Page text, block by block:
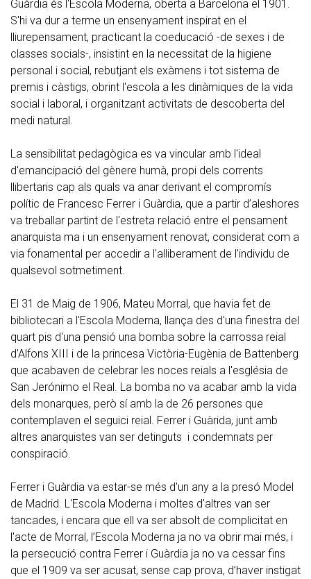
Guàrdia és l'Escola Moderna, oberta a Barcelona el 1901.
S'hi va dur a terme un ensenyament inspirat en el
lliurepensament, practicant la coeducació -de sexes i de
classes socials-, insistint en la necessitat de la higiene
personal i social, rebutjant els exàmens i tot sistema de
premis i càstigs, obrint l'escola a les dinàmiques de la vida
social i laboral, i organitzant activitats de descoberta del
medi natural.
La sensibilitat pedagògica es va vincular amb l'ideal
d'emancipació del gènere humà, propi dels corrents
llibertaris cap als quals va anar derivant el compromís
polític de Francesc Ferrer i Guàrdia, que a partir d’aleshores
va treballar partint de l'estreta relació entre el pensament
anarquista ma i un ensenyament renovat, considerat com a
via fonamental per accedir a l'alliberament de l'individu de
qualsevol sotmetiment.
El 31 de Maig de 1906, Mateu Morral, que havia fet de
bibliotecari a l'Escola Moderna, llança des d'una finestra del
quart pis d'una pensió una bomba sobre la carrossa reial
d'Alfons XIII i de la princesa Victòria-Eugènia de Battenberg
que acabaven de celebrar les noces reials a l'església de
San Jerónimo el Real. La bomba no va acabar amb la vida
dels monarques, però sí amb la de 26 persones que
contemplaven el seguici reial. Ferrer i Guàrida, junt amb
altres anarquistes van ser detinguts i condemnats per
conspiració.
Ferrer i Guàrdia va estar-se més d'un any a la presó Model
de Madrid. L'Escola Moderna i moltes d'altres van ser
tancades, i encara que ell va ser absolt de complicitat en
l'acte de Morral, l’Escola Moderna ja no va obrir mai més, i
la persecució contra Ferrer i Guàrdia ja no va cessar fins
que el 1909 va ser acusat, sense cap prova, d’haver instigat